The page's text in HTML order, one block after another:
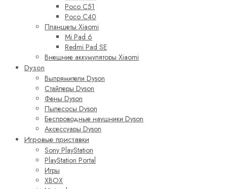
Poco C51
Poco C40
Планшеты Xiaomi
Mi Pad 6
Redmi Pad SE
Внешние аккумуляторы Xiaomi
Dyson
Выпрямители Dyson
Стайлеры Dyson
Фены Dyson
Пылесосы Dyson
Беспроводные наушники Dyson
Аксессуары Dyson
Игровые приставки
Sony PlayStation
PlayStation Portal
Игры
XBOX